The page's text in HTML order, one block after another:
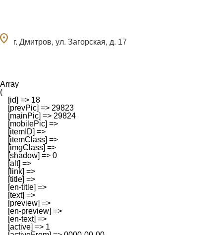
г. Дмитров, ул. Загорская, д. 17
Array
(
    [id] => 18
    [prevPic] => 29823
    [mainPic] => 29824
    [mobilePic] =>
    [itemID] =>
    [itemClass] =>
    [imgClass] =>
    [shadow] => 0
    [alt] =>
    [link] =>
    [title] =>
    [en-title] =>
    [text] =>
    [preview] =>
    [en-preview] =>
    [en-text] =>
    [active] => 1